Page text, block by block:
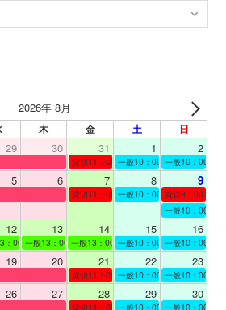
2026年 8月
木 金 土 日
29 30 31 1 2
貸切11：00～12：00一般10：00～19：00
一般10：00～
5 6 7 8 9
貸切11：00～12：00一般10：00～19：00
貸切9：00～10
一般10：00～
12 13 14 15 16
：00～19：00
一般13：00～19：00一般13：00～19：00一般10：00～19：00
一般10：00～
19 20 21 22 23
貸切11：00～13：00一般10：00～19：00
一般10：00～
26 27 28 29 30
貸切11：00～12：00一般10：00～19：00
一般10：00～